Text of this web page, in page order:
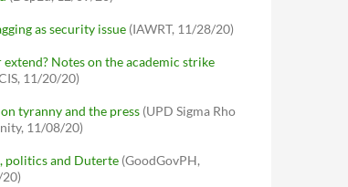
as security issue (IAWRT, 11/28/20)
extend? Notes on the academic strike
11/20/20)
tyranny and the press (UPD Sigma Rho
11/08/20)
politics and Duterte (GoodGovPH,